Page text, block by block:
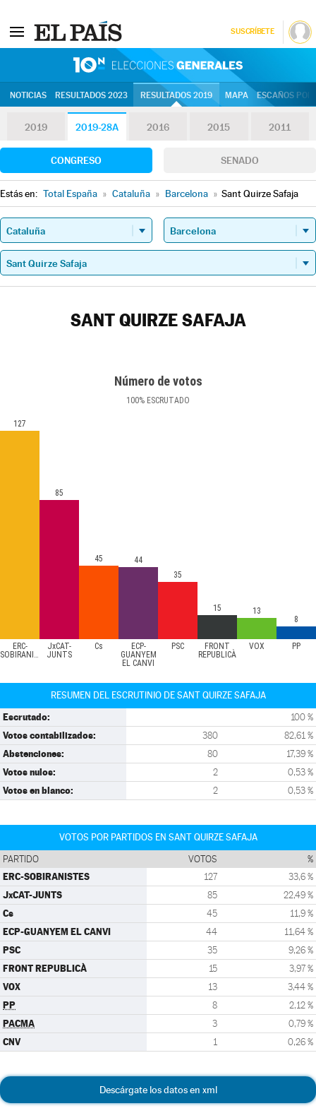
SUSCRÍBETE
NOTICIAS RESULTADOS 2023 RESULTADOS 2019 MAPA ESCAÑOS
2019 2019-28A 2016 2015 2011
CONGRESO SENADO
Estás en: Total España » Cataluña » Barcelona » Sant Quirze Safaja
SANT QUIRZE SAFAJA
Número de votos
100% ESCRUTADO
ERC-
SOBIRANISTES
JxCAT-
JUNTS
Cs
ECP-
GUANYEM
EL CANVI
PSC
FRONT
REPUBLICÀ
VOX PP
127
85
45
44
35
15
13
8
RESUMEN DEL ESCRUTINIO DE SANT QUIRZE SAFAJA
Escrutado: 100 %
Votos contabilizados: 380 82,61 %
Abstenciones: 80 17,39 %
Votos nulos: 2 0,53 %
Votos en blanco: 2 0,53 %
VOTOS POR PARTIDOS EN SANT QUIRZE SAFAJA
PARTIDO VOTOS %
ERC-SOBIRANISTES 127 33,6 %
JxCAT-JUNTS 85 22,49 %
Cs 45 11,9 %
ECP-GUANYEM EL CANVI 44 11,64 %
PSC 35 9,26 %
FRONT REPUBLICÀ 15 3,97 %
VOX 13 3,44 %
PP 8 2,12 %
PACMA 3 0,79 %
CNV 1 0,26 %
Descárgate los datos en xml